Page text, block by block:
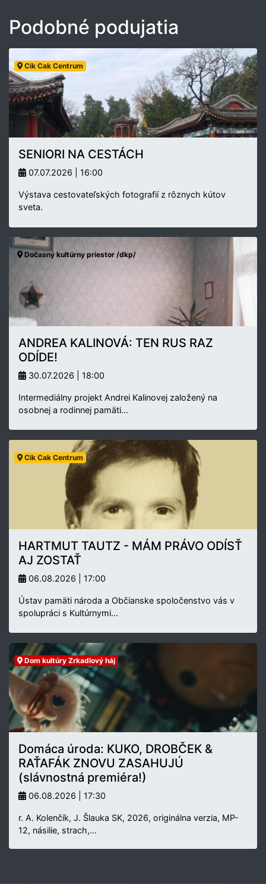
Podobné podujatia
Cik Cak Centrum
SENIORI NA CESTÁCH
07.07.2026 | 16:00
Výstava cestovateľských fotografií z rôznych kútov
sveta.
Dočasný kultúrny priestor /dkp/
ANDREA KALINOVÁ: TEN RUS RAZ
ODÍDE!
30.07.2026 | 18:00
Intermediálny projekt Andrei Kalinovej založený na
osobnej a rodinnej pamäti…
Cik Cak Centrum
HARTMUT TAUTZ - MÁM PRÁVO ODÍSŤ
AJ ZOSTAŤ
06.08.2026 | 17:00
Ústav pamäti národa a Občianske spoločenstvo vás v
spolupráci s Kultúrnymi…
Dom kultúry Zrkadlový háj
Domáca úroda: KUKO, DROBČEK &
RAŤAFÁK ZNOVU ZASAHUJÚ
(slávnostná premiéra!)
06.08.2026 | 17:30
r. A. Kolenčík, J. Šlauka SK, 2026, originálna verzia, MP-
12, násilie, strach,…